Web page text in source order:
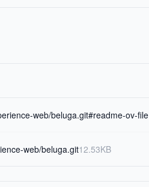
web/beluga.git#readme-ov-file
web/beluga.git12.53KB